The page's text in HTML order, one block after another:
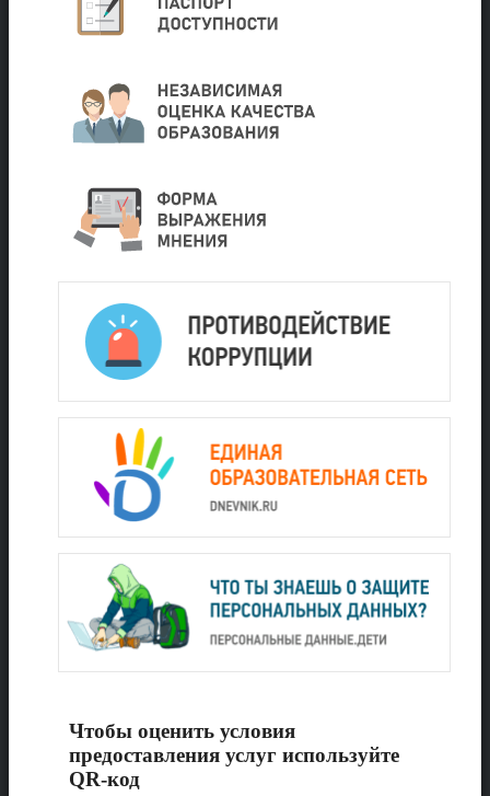
Чтобы оценить условия
предоставления услуг используйте
QR-код